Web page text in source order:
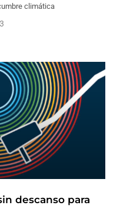
climática
descanso para